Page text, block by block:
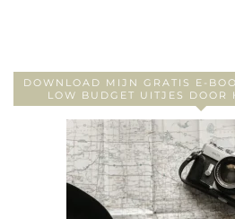
DOWNLOAD MIJN GRATIS E-
LOW BUDGET UITJES DOOR